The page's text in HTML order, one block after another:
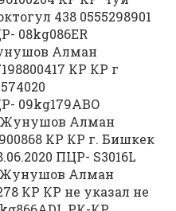
438 0555298901
08kg086ER
Алман
КР КР г
09kg179ABO
Жунушов Алман
КР КР г. Бишкек
ПЦР- S3016L
Жунушов Алман
КР КР не указал не